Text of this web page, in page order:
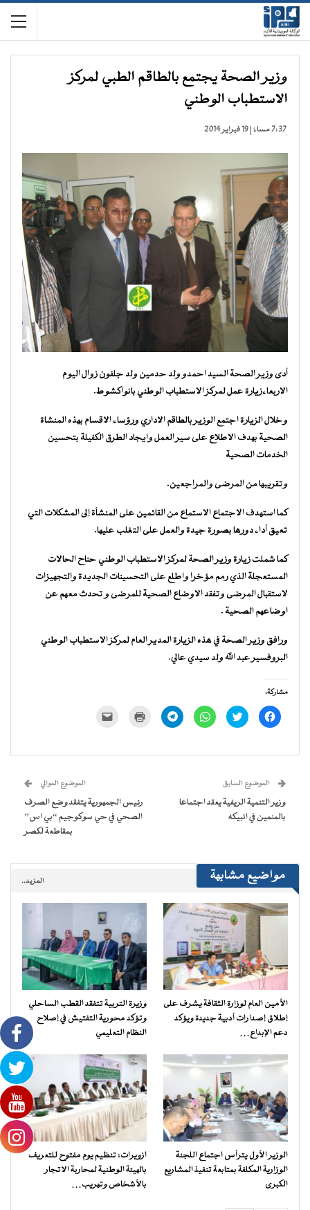
وزير الصحة يجتمع بالطاقم الطبي لمركز
الاستطباب الوطني
7:37 مساءً | 19 فبراير 2014
أدى وزير الصحة السيد احمدو ولد حدمين ولد جلفون زوال اليوم
الاربعاءزيارة عمل لمركز الاستطباب الوطني بانواكشوط.
وخلال الزيارة اجتمع الوزير بالطاقم الاداري ورؤساء الاقسام بهذه المنشاة
الصحية بهدف الاطلاع على سير العمل وايجاد الطرق الكفيلة بتحسين
الخدمات الصحية
وتقريبها من المرضى والمراجعين.
كما استهدف الاجتماع الاستماع من القائمين على المنشأة إلى المشكلات التي
تعيق أداء دورها بصورة جيدة والعمل على التغلب عليها.
كما شملت زيارة وزير الصحة لمركز الاستطباب الوطني حناح الحالات
المستعجلة الذي رمم مؤخرا واطلع على التحسينات الجديدة والتجهيزات
لاستقبال المرضى وتفقد الاوضاع الصحية للمرضى و تحدث معهم عن
اوضاعهم الصحية .
ورافق وزير الصحة في هذه الزيارة المدير العام لمركز الاستطباب الوطني
البروفسير عبد الله ولد سيدي عالي.
مشاركة:
انقر
للمشاركة
في
اضغط
للمشاركة
في
انقر
للمشاركة
في
انقر
للمشاركة
في
للطباعة
جديدة) الإلكتروني
نافذة
جديدة)
الموضوع السابق
وزير التنمية الريفية يعقد اجتماعا
بالمنمين في انبيكه
الموضوع الموالي
رئيس الجمهورية يتفقد وضع الصرف
الصحي في حي سوكوجيم “بي اس”
بمقاطعة لكصر
مواضيع مشابهة المزيد..
الأمين العام لوزارة الثقافة يشرف على
إطلاق إصدارات أدبية جديدة ويؤكد
دعم الإبداع…
وزيرة التربية تتفقد القطب الساحلي
وتؤكد محورية التفتيش في إصلاح
النظام التعليمي
الوزير الأول يترأس اجتماع اللجنة
الوزارية المكلفة بمتابعة تنفيذ المشاريع
الكبرى
ازويرات: تنظيم يوم مفتوح للتعريف
بالهيئة الوطنية لمحاربة الاتجار
بالأشخاص وتهريب…